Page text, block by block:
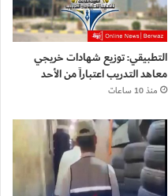
التطبيقي: توزيع شهادات خريجي
معاهد التدريب اعتباراً من الأحد
منذ 10 ساعات